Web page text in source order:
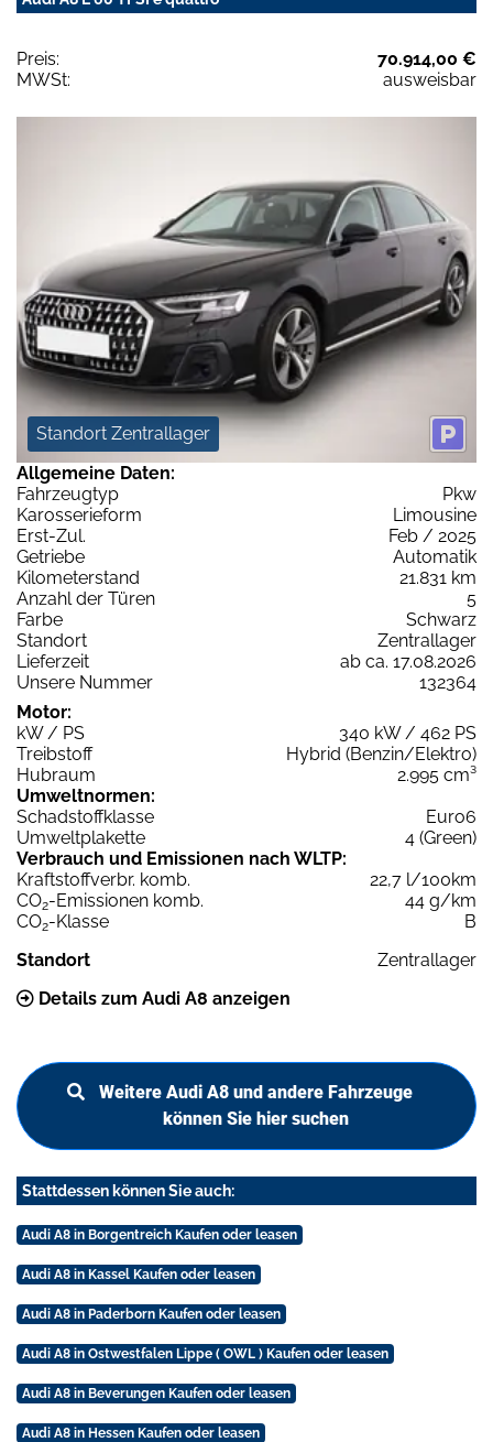
Preis:
70.914,00 €
MWSt:
ausweisbar
Standort Zentrallager
Allgemeine Daten:
Fahrzeugtyp
Pkw
Karosserieform
Limousine
Erst-Zul.
Feb / 2025
Getriebe
Automatik
Kilometerstand
21.831 km
Anzahl der Türen
5
Farbe
Schwarz
Standort
Zentrallager
Lieferzeit
ab ca. 17.08.2026
Unsere Nummer
132364
Motor:
kW / PS
340 kW / 462 PS
Treibstoff
Hybrid (Benzin/Elektro)
Hubraum
2.995 cm³
Umweltnormen:
Schadstoffklasse
Euro6
Umweltplakette
4 (Green)
Verbrauch und Emissionen nach WLTP:
Kraftstoffverbr. komb.
22,7 l/100km
CO2-Emissionen komb.
44 g/km
CO2-Klasse
B
Standort
Zentrallager
Details zum Audi A8 anzeigen
Weitere Audi A8 und andere Fahrzeuge
können Sie hier suchen
Stattdessen können Sie auch:
Audi A8 in Borgentreich Kaufen oder leasen
Audi A8 in Kassel Kaufen oder leasen
Audi A8 in Paderborn Kaufen oder leasen
Audi A8 in Ostwestfalen Lippe ( OWL ) Kaufen oder leasen
Audi A8 in Beverungen Kaufen oder leasen
Audi A8 in Hessen Kaufen oder leasen